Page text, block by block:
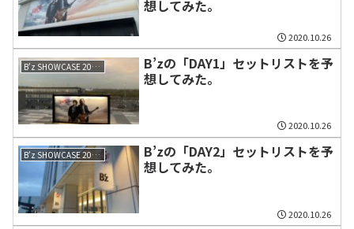
想してみた。
2020.10.26
B’z SHOWCASE 2020 -5 ERAS 8820-
B’zの「DAY1」セットリストを予
想してみた。
2020.10.26
B’z SHOWCASE 2020 -5 ERAS 8820-
B’zの「DAY2」セットリストを予
想してみた。
2020.10.26